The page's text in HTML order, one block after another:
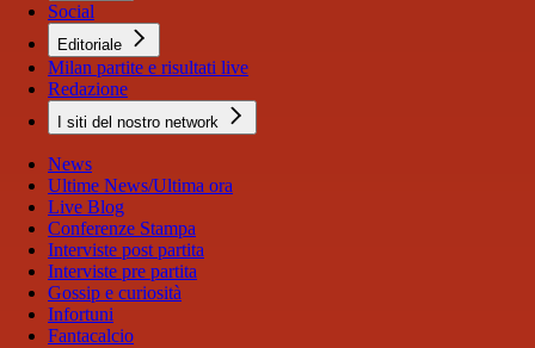
Social
Editoriale
Milan partite e risultati live
Redazione
I siti del nostro network
News
Ultime News/Ultima ora
Live Blog
Conferenze Stampa
Interviste post partita
Interviste pre partita
Gossip e curiosità
Infortuni
Fantacalcio